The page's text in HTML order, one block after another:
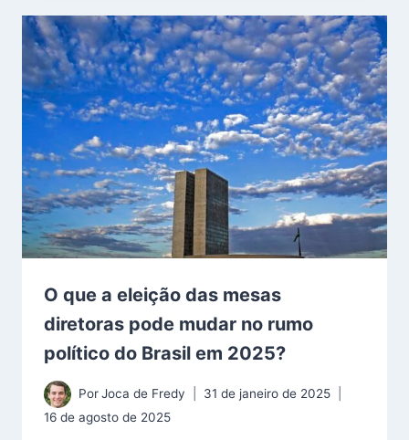
O que a eleição das mesas
diretoras pode mudar no rumo
político do Brasil em 2025?
PorJoca de Fredy
31 de janeiro de 2025
16 de agosto de 2025